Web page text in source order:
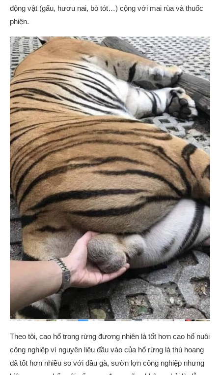
động vật (gấu, hươu nai, bò tót…) cộng với mai rùa và thuốc
phiện.
Theo tôi, cao hổ trong rừng đương nhiên là tốt hơn cao hổ nuôi
công nghiệp vì nguyên liệu đầu vào của hổ rừng là thú hoang
dã tốt hơn nhiều so với đầu gà, sườn lợn công nghiệp nhưng